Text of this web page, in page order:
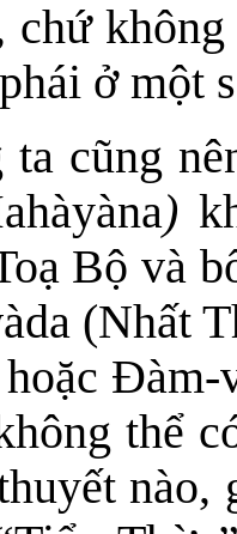
chứ
ở một
ta cũng
)
Bộ và
(Nhất
Đàm-
thể
nào,